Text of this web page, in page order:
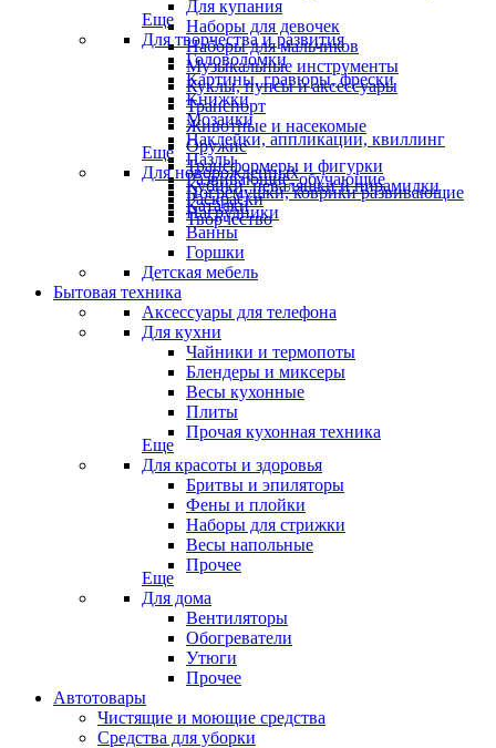
Для купания
Наборы для девочек
Наборы для мальчиков
Музыкальные инструменты
Куклы, пупсы и аксессуары
Транспорт
Животные и насекомые
Оружие
Трансформеры и фигурки
Кубики, неваляшки и пирамидки
Каталки
Еще
Для творчества и развития
Головоломки
Картины, гравюры, фрески
Книжки
Мозаики
Наклейки, аппликации, квиллинг
Пазлы
Развивающие, обучающие
Раскраски
Творчество
Еще
Для новорожденных
Погремушки, коврики развивающие
Нагрудники
Ванны
Горшки
Детская мебель
Бытовая техника
Аксессуары для телефона
Для кухни
Чайники и термопоты
Блендеры и миксеры
Весы кухонные
Плиты
Прочая кухонная техника
Еще
Для красоты и здоровья
Бритвы и эпиляторы
Фены и плойки
Наборы для стрижки
Весы напольные
Прочее
Еще
Для дома
Вентиляторы
Обогреватели
Утюги
Прочее
Автотовары
Чистящие и моющие средства
Средства для уборки